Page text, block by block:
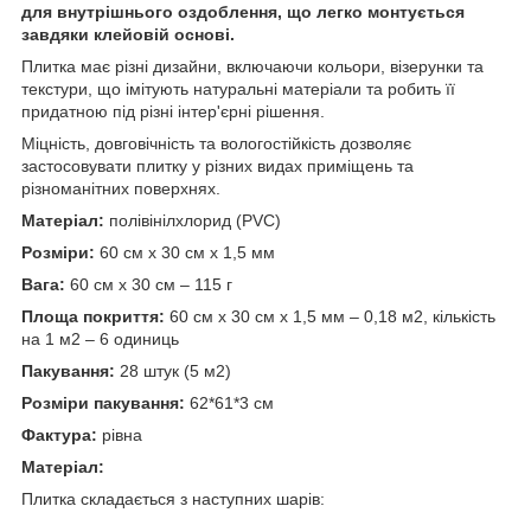
для внутрішнього оздоблення, що легко монтується
завдяки клейовій основі.
Плитка має різні дизайни, включаючи кольори, візерунки та
текстури, що імітують натуральні матеріали та робить її
придатною під різні інтер'єрні рішення.
Міцність, довговічність та вологостійкість дозволяє
застосовувати плитку у різних видах приміщень та
різноманітних поверхнях.
Матеріал: полівінілхлорид (PVC)
Розміри: 60 см х 30 см х 1,5 мм
Вага: 60 см х 30 см – 115 г
Площа покриття: 60 см х 30 см х 1,5 мм – 0,18 м2 , кількість
на 1 м2 – 6 одиниць
Пакування: 28 штук (5 м2)
Розміри пакування: 62*61*3 см
Фактура: рівна
Матеріал:
Плитка складається з наступних шарів: